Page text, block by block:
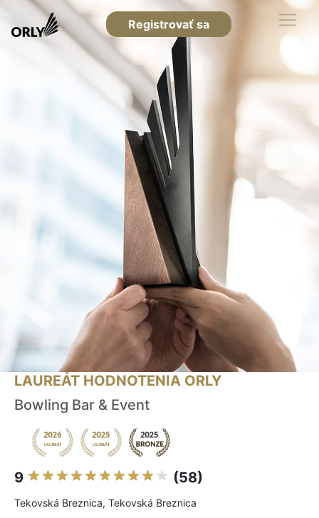
Registrovať sa
LAUREÁT HODNOTENIA ORLY
Bowling Bar & Event
9 (58)
Tekovská Breznica, Tekovská Breznica